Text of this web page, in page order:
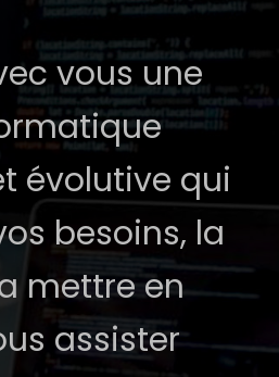
vous une
évolutive qui
besoins, la
mettre en
assister